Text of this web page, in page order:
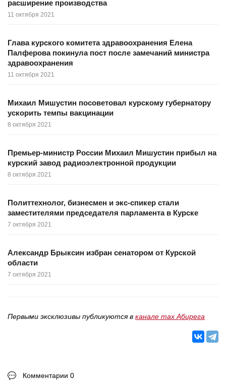
расширение производства
11 октября 2021
Глава курского комитета здравоохранения Елена
Палферова покинула пост после замечаний министра
здравоохранения
11 октября 2021
Михаил Мишустин посоветовал курскому губернатору
ускорить темпы вакцинации
8 октября 2021
Премьер-министр России Михаил Мишустин прибыл на
курский завод радиоэлектронной продукции
8 октября 2021
Политтехнолог, бизнесмен и экс-спикер стали
заместителями председателя парламента в Курске
7 октября 2021
Александр Брыксин избран сенатором от Курской
области
7 октября 2021
Первыми эксклюзивы публикуются в канале max Абирега
Комментарии 0